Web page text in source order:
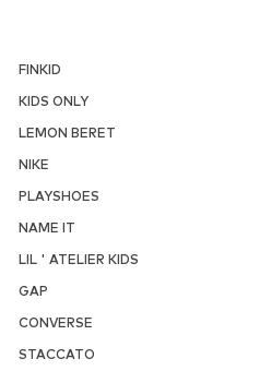
FINKID
KIDS ONLY
LEMON BERET
NIKE
PLAYSHOES
NAME IT
LIL ' ATELIER KIDS
GAP
CONVERSE
STACCATO